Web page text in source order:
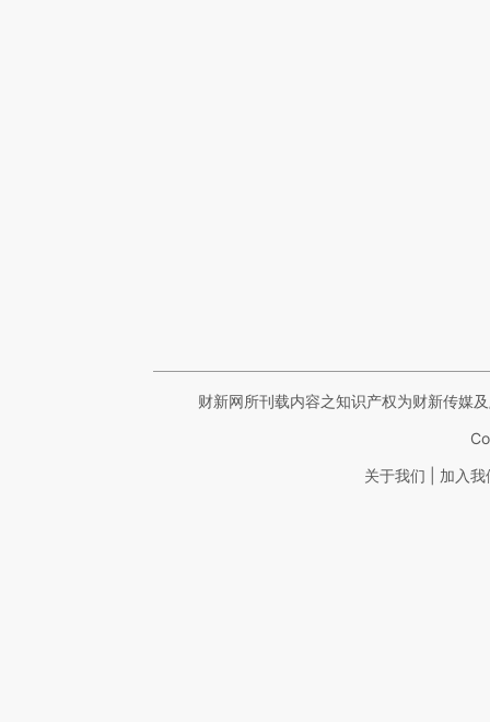
财新网所刊载内容之知识产权为财新传媒
关于我们 加入我